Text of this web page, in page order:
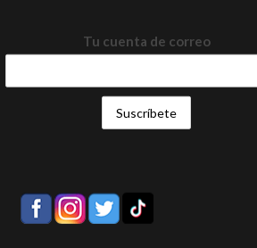
Tu cuenta de correo